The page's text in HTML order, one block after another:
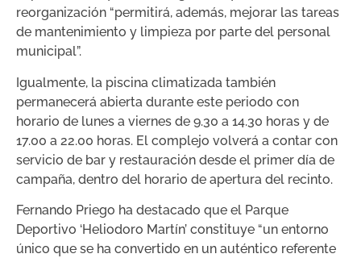
reorganización “permitirá, además, mejorar las tareas
de mantenimiento y limpieza por parte del personal
municipal”.
Igualmente, la piscina climatizada también
permanecerá abierta durante este periodo con
horario de lunes a viernes de 9.30 a 14.30 horas y de
17.00 a 22.00 horas. El complejo volverá a contar con
servicio de bar y restauración desde el primer día de
campaña, dentro del horario de apertura del recinto.
Fernando Priego ha destacado que el Parque
Deportivo ‘Heliodoro Martín’ constituye “un entorno
único que se ha convertido en un auténtico referente